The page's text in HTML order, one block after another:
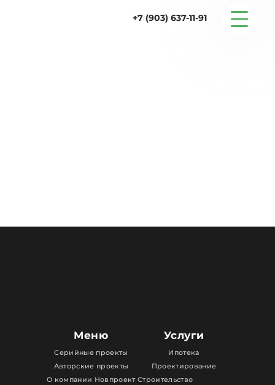
+7 (903) 637-11-91
Статьи
Меню
Серийные проекты
Авторские проекты
О компании Новпроект
Услуги
Ипотека
Проектирование
Строительство